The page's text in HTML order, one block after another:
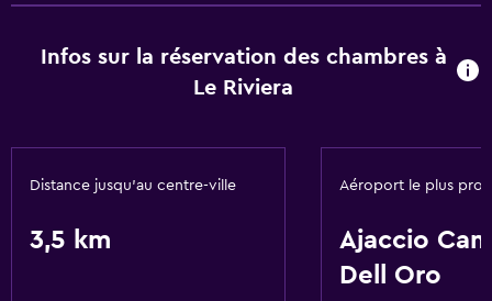
Services et commodités
Infos sur la réservation des chambres à
Le Riviera
Distance jusqu’au centre-ville
3,5 km
Aéroport le plus
Ajaccio
Dell Oro